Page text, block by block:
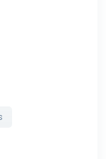
pálmaolaj,